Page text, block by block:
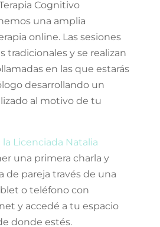
Cognitivo
una amplia
online. Las sesiones
tradicionales y se realizan
en las que estarás
desarrollando un
al motivo de tu
Licenciada Natalia
una primera charla y
de pareja través de una
o teléfono con
y accedé a tu espacio
donde estés.